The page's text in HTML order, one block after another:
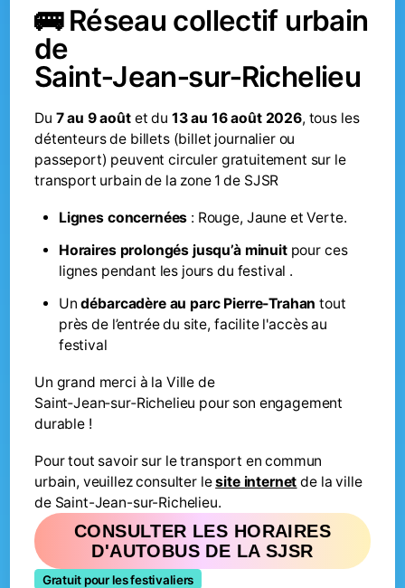
🚌 Réseau collectif urbain
de
Saint‑Jean‑sur‑Richelieu
Du 7 au 9 aoûtet du 13 au 16 août 2026, tous les
détenteurs de billets (billet journalier ou
passeport) peuvent circuler gratuitement sur le
transport urbain de la zone 1 de SJSR
Lignes concernées : Rouge, Jaune et Verte.
Horaires prolongés jusqu’à minuitpour ces
lignes pendant les jours du festival .
Undébarcadère au parc Pierre‑Trahan tout
près de l’entrée du site, facilite l'accès au
festival
Un grand merci à la Ville de
Saint‑Jean‑sur‑Richelieu pour son engagement
durable !
Pour tout savoir sur le transport en commun
urbain, veuillez consulter lesite internet de la ville
de Saint-Jean-sur-Richelieu.
CONSULTER LES HORAIRES
D'AUTOBUS DE LA SJSR
Gratuit pour les festivaliers